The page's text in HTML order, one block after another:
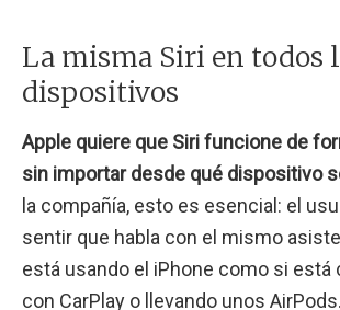
La misma Siri en todos
dispositivos
Apple quiere que Siri funcione de
sin importar desde qué dispositivo
la compañía, esto es esencial: el
sentir que habla con el mismo
está usando el iPhone como si está
con CarPlay o llevando unos AirPods.